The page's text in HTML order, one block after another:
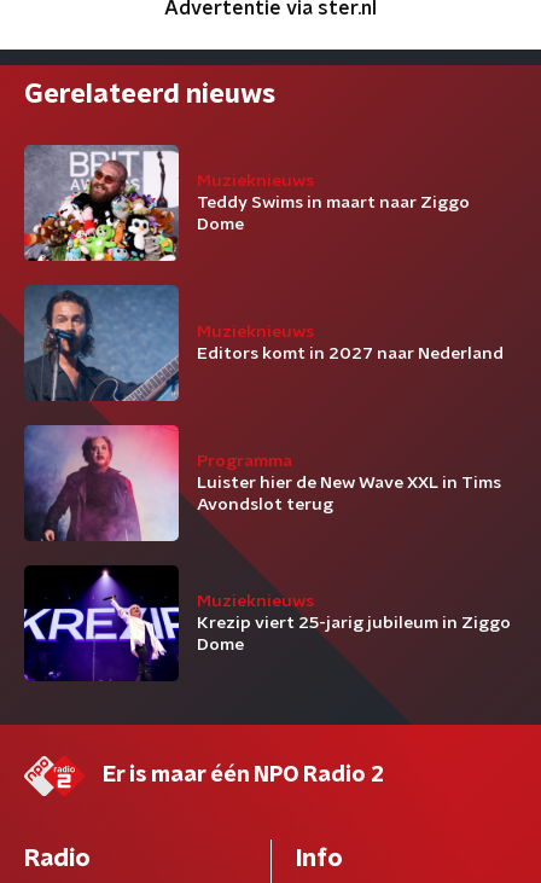
Advertentie via ster.nl
Gerelateerd nieuws
Muzieknieuws
Teddy Swims in maart naar Ziggo
Dome
Muzieknieuws
Editors komt in 2027 naar Nederland
Programma
Luister hier de New Wave XXL in Tims
Avondslot terug
Muzieknieuws
Krezip viert 25-jarig jubileum in Ziggo
Dome
Er is maar één NPO Radio 2
Radio Info